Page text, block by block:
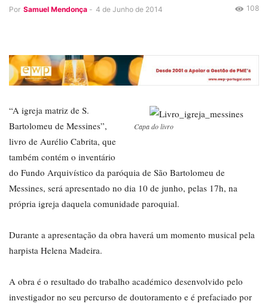
Por Samuel Mendonça - 4 de Junho de 2014 108
Capa do livro
“A igreja matriz de S.
Bartolomeu de Messines”,
livro de Aurélio Cabrita, que
também contém o inventário
do Fundo Arquivístico da paróquia de São Bartolomeu de
Messines, será apresentado no dia 10 de junho, pelas 17h, na
própria igreja daquela comunidade paroquial.
Durante a apresentação da obra haverá um momento musical pela
harpista Helena Madeira.
A obra é o resultado do trabalho académico desenvolvido pelo
investigador no seu percurso de doutoramento e é prefaciado por